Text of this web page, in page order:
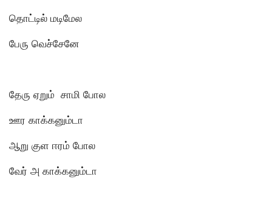
தொட்டில் மடிமேல
பேரு வெச்சேனே
தேரு ஏறும் சாமி போல
ஊர காக்கனும்டா
ஆறு குள ஈரம் போல
வேர் அ காக்கனும்டா